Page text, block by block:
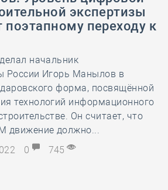
экспертизы
поэтапному переходу к
начальник
России Игорь Манылов в
форма, посвящённой
технологий информационного
Он считает, что
движение должно...
0 745